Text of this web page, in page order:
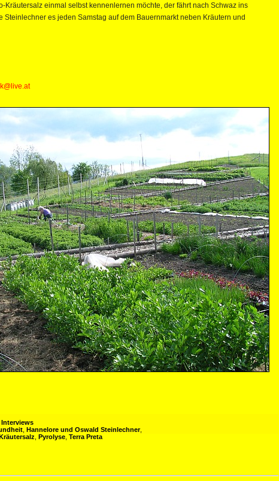
Kräutersalz einmal selbst kennenlernen möchte, der fährt nach Schwaz ins
Steinlechner es jeden Samstag auf dem Bauernmarkt neben Kräutern und
Hannelore und Oswald Steinlechner,
Pyrolyse Terra Preta